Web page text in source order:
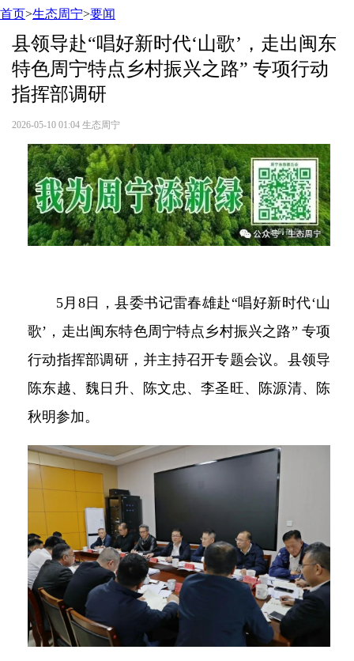
首页>生态周宁>要闻
县领导赴“唱好新时代‘山歌’，走出闽东
特色周宁特点乡村振兴之路” 专项行动
指挥部调研
2026-05-10 01:04 生态周宁
5月8日，县委书记雷春雄赴“唱好新时代‘山
歌’，走出闽东特色周宁特点乡村振兴之路” 专项
行动指挥部调研，并主持召开专题会议。县领导
陈东越、魏日升、陈文忠、李圣旺、陈源清、陈
秋明参加。